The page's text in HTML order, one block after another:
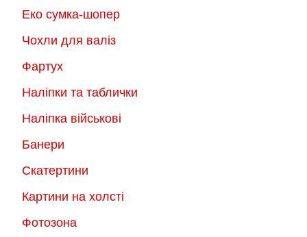
Еко сумка-шопер
Чохли для валіз
Фартух
Наліпки та таблички
Наліпка військові
Банери
Скатертини
Картини на холсті
Фотозона